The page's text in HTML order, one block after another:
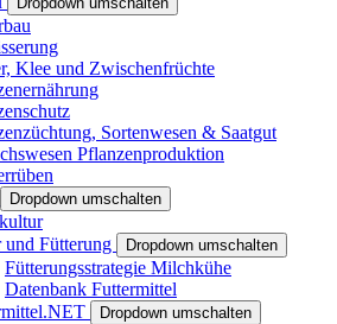
Klee und Zwischenfrüchte
Sortenwesen & Saatgut
Pflanzenproduktion
Dropdown umschalten
und Fütterung
Dropdown umschalten
Fütterungsstrategie Milchkühe
Datenbank Futtermittel
Dropdown umschalten